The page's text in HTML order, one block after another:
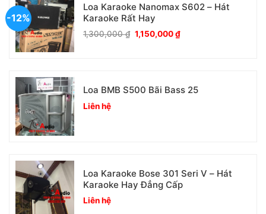
-12%
Loa Karaoke Nanomax S602 – Hát
Karaoke Rất Hay
1,300,000₫ Giá
gốc
1,150,000₫Giá
hiện
Loa BMB S500 Bãi Bass 25
Liên hệ
Loa Karaoke Bose 301 Seri V – Hát
Karaoke Hay Đẳng Cấp
Liên hệ